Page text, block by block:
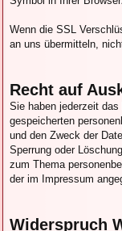
Wenn die SSL
an uns übermitteln,
Recht auf
Sie haben jederzeit
gespeicherten
und den Zweck der
Sperrung oder
zum Thema
der im Impressum
Widerspruch